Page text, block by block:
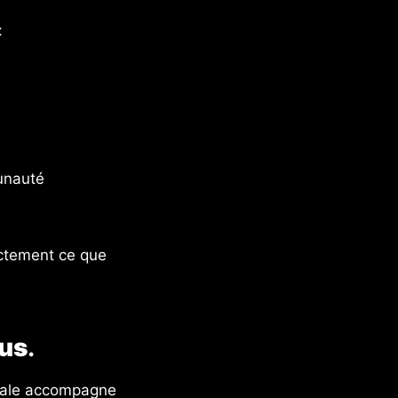
ce que
.
accompagne